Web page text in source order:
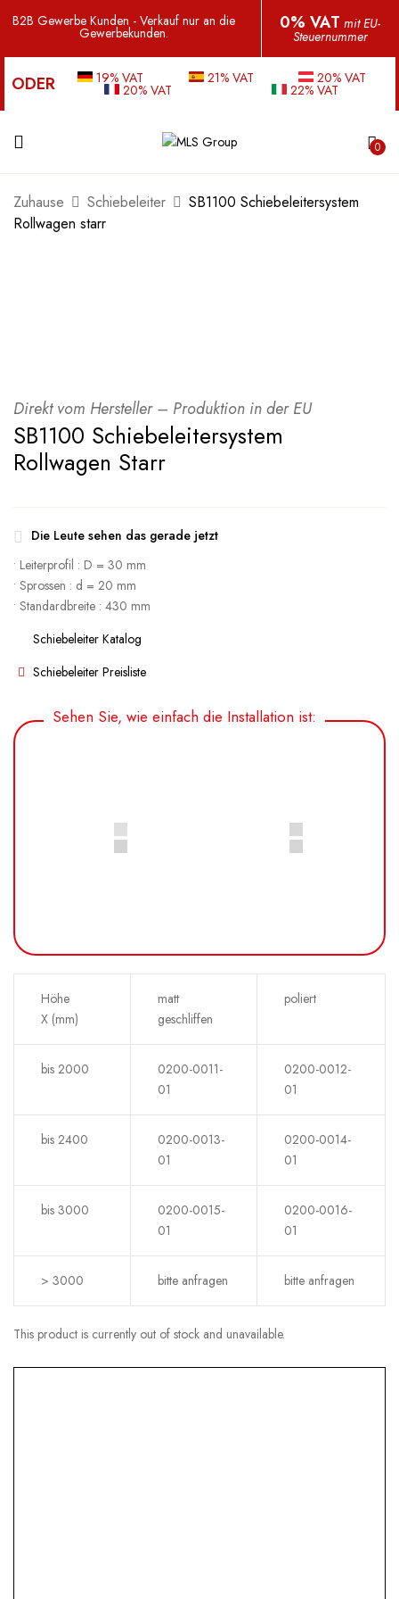
B2B Gewerbe Kunden - Verkauf nur an die
Gewerbekunden. 0% VAT mit EU-
Steuernummer
ODER 19% VAT 21% VAT 20% VAT
20% VAT 22% VAT
0
Zuhause Schiebeleiter
SB1100 Schiebeleitersystem
Rollwagen starr
Direkt vom Hersteller – Produktion in der EU
SB1100 Schiebeleitersystem
Rollwagen Starr
Die Leute sehen das gerade jetzt
• Leiterprofil : D = 30 mm
• Sprossen : d = 20 mm
• Standardbreite : 430 mm
Schiebeleiter Katalog
Schiebeleiter Preisliste
Sehen Sie, wie einfach die Installation ist:
Höhe
X (mm)
matt
geschliffen
poliert
bis 2000
0200-0011-
01
0200-0012-
01
bis 2400
0200-0013-
01
0200-0014-
01
bis 3000
0200-0015-
01
0200-0016-
01
> 3000 bitte anfragen bitte anfragen
This product is currently out of stock and unavailable.